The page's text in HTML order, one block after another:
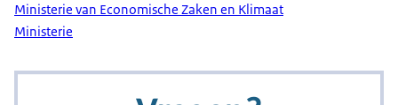
Ministerie van Economische Zaken en Klimaat
Ministerie